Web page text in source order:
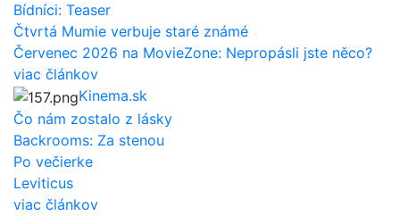
Bídníci: Teaser
Čtvrtá Mumie verbuje staré známé
Červenec 2026 na MovieZone: Nepropásli jste něco?
viac článkov
Kinema.sk
Čo nám zostalo z lásky
Backrooms: Za stenou
Po večierke
Leviticus
viac článkov